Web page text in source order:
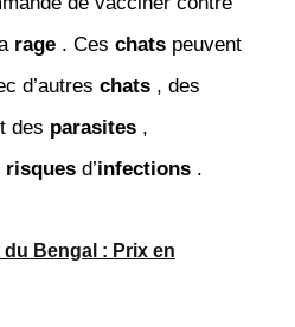
rage. Ces chatspeuvent
d’autres chats, des
des parasites,
risquesd’infections.
du Bengal : Prix en